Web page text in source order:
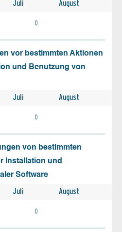
Juli August
0
vor bestimmten Aktionen
und Benutzung von
Juli August
0
von bestimmten
Installation und
Software
Juli August
0